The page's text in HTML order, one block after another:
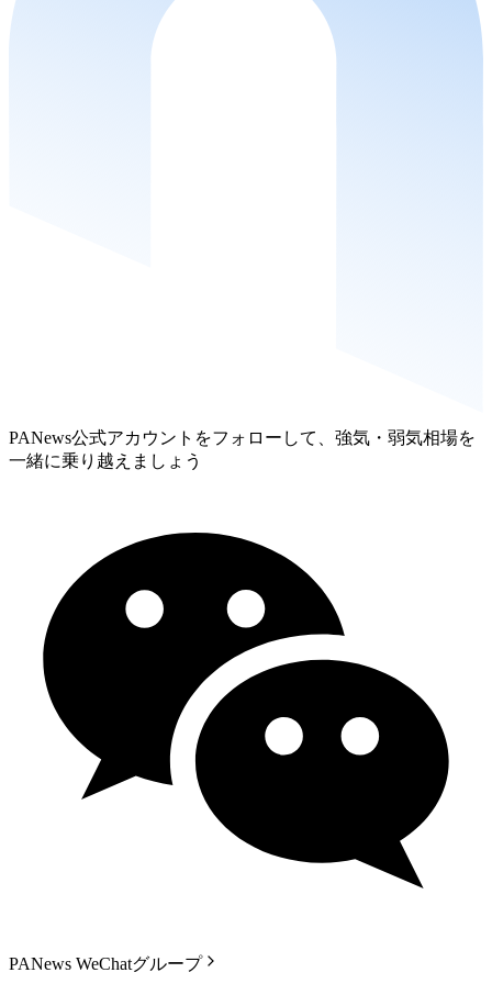
PANews公式アカウントをフォローして、強気・弱気相場を
一緒に乗り越えましょう
PANews WeChatグループ